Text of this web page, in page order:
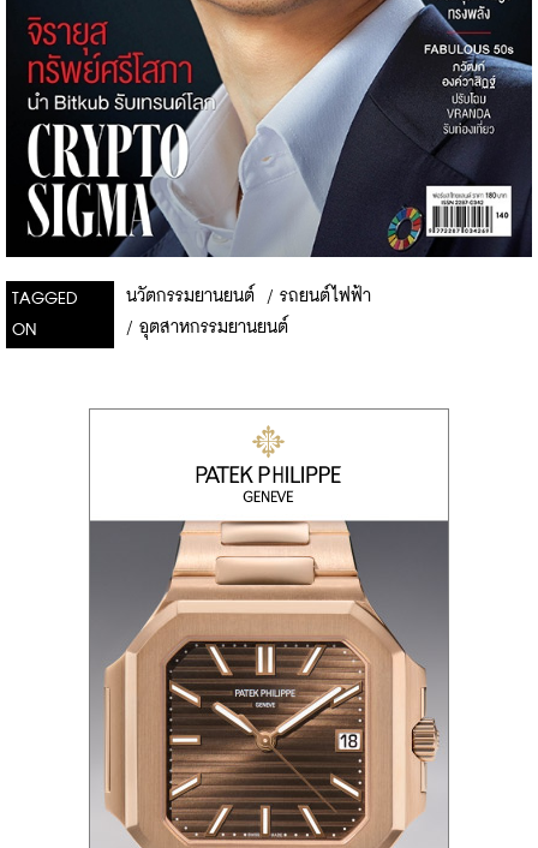
TAGGED
ON
นวัตกรรมยานยนต์ / รถยนต์ไฟฟ้า
/ อุตสาหกรรมยานยนต์